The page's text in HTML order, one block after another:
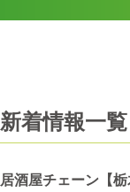
新着情報一覧
居酒屋チェーン【